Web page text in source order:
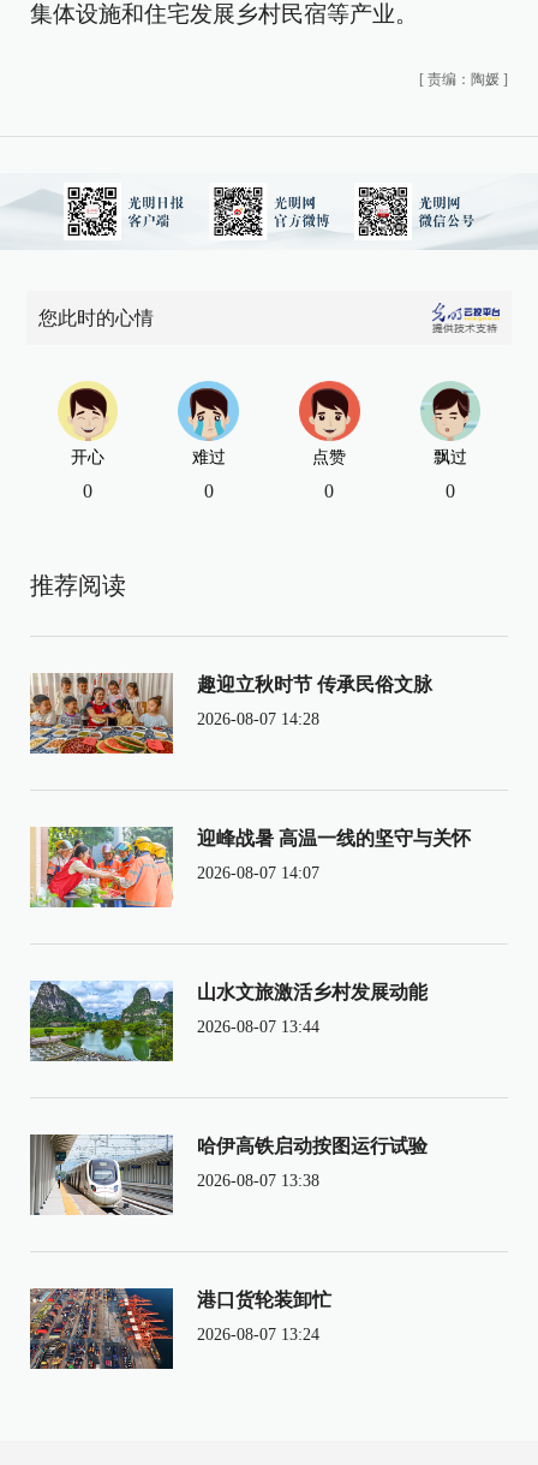
集体设施和住宅发展乡村民宿等产业。
[ 责编：陶媛 ]
您此时的心情
开心
0
难过
0
点赞
0
飘过
0
推荐阅读
趣迎立秋时节 传承民俗文脉
2026-08-07 14:28
迎峰战暑 高温一线的坚守与关怀
2026-08-07 14:07
山水文旅激活乡村发展动能
2026-08-07 13:44
哈伊高铁启动按图运行试验
2026-08-07 13:38
港口货轮装卸忙
2026-08-07 13:24